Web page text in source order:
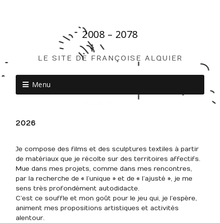
2008 – 2078
LE SITE DE FRANÇOISE ALQUIER
Menu
2026
Je compose des films et des sculptures textiles à partir
de matériaux que je récolte sur des territoires affectifs.
Mue dans mes projets, comme dans mes rencontres,
par la recherche de « l’unique » et de « l’ajusté », je me
sens très profondément autodidacte.
C’est ce souffle et mon goût pour le jeu qui, je l’espère,
animent mes propositions artistiques et activités
alentour.